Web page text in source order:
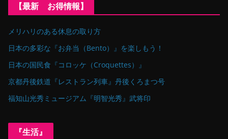
【最新 お得情報】
メリハリのある休息の取り方
日本の多彩な『お弁当（Bento）』を楽しもう！
日本の国民食『コロッケ（Croquettes）』
京都丹後鉄道『レストラン列車』丹後くろまつ号
福知山光秀ミュージアム『明智光秀』武将印
『生活』